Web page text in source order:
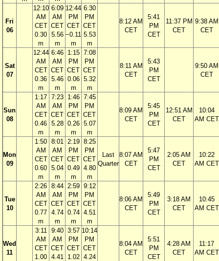
Fri
06
12:10
AM
CET
0.30
m
6:09
AM
CET
5.56
m
12:44
PM
CET
−0.11
m
6:30
PM
CET
5.53
m
8:12 AM
CET
5:41
PM
CET
11:37 PM
CET
9:38 AM
CET
Sat
07
12:44
AM
CET
0.36
m
6:46
AM
CET
5.46
m
1:15
PM
CET
0.06
m
7:08
PM
CET
5.32
m
8:11 AM
CET
5:43
PM
CET
9:50 AM
CET
Sun
08
1:17
AM
CET
0.46
m
7:23
AM
CET
5.28
m
1:46
PM
CET
0.26
m
7:45
PM
CET
5.07
m
8:09 AM
CET
5:45
PM
CET
12:51 AM
CET
10:04
AM CET
Mon
09
1:50
AM
CET
0.60
m
8:01
AM
CET
5.04
m
2:19
PM
CET
0.49
m
8:25
PM
CET
4.80
m
Last
Quarter
8:07 AM
CET
5:47
PM
CET
2:05 AM
CET
10:22
AM CET
Tue
10
2:26
AM
CET
0.77
m
8:44
AM
CET
4.74
m
2:59
PM
CET
0.74
m
9:12
PM
CET
4.51
m
8:06 AM
CET
5:49
PM
CET
3:18 AM
CET
10:45
AM CET
Wed
11
3:11
AM
CET
1.00
9:40
AM
CET
4.41
3:57
PM
CET
1.02
10:14
PM
CET
4.24
8:04 AM
CET
5:51
PM
CET
4:28 AM
CET
11:17
AM CET